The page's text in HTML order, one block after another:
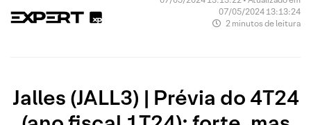
07/05/2024 13:13:24
2 minutos de leitura
Jalles (JALL3) | Prévia do 4T24